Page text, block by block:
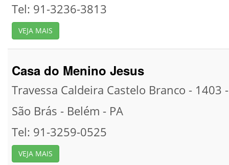
Tel: 91-3236-3813
VEJA MAIS
Casa do Menino Jesus
Travessa Caldeira Castelo Branco - 1403 -
São Brás - Belém - PA
Tel: 91-3259-0525
VEJA MAIS